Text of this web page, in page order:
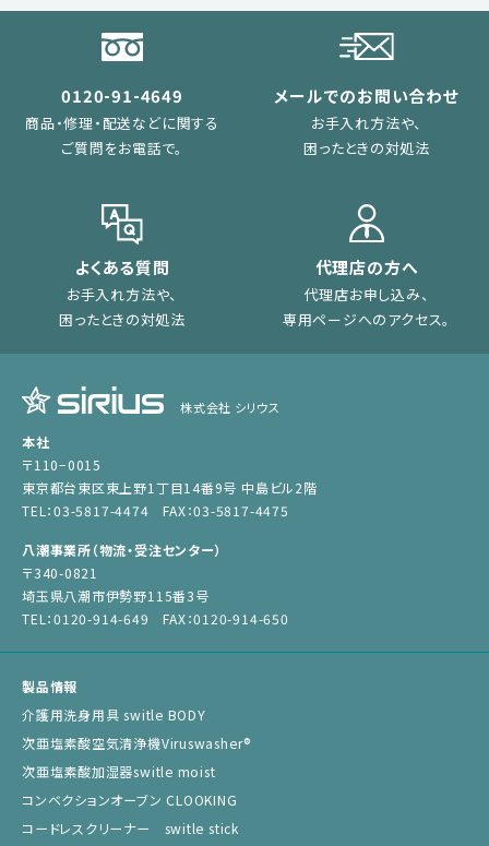
0120-91-4649
商品・修理・配送などに関する
ご質問をお電話で。
メールでのお問い合わせ
お手入れ方法や、
困ったときの対処法
よくある質問
お手入れ方法や、
困ったときの対処法
代理店の方へ
代理店お申し込み、
専用ページへのアクセス。
株式会社 シリウス
本社
〒110−0015
東京都台東区東上野1丁目14番9号 中島ビル2階
TEL：03-5817-4474 FAX：03-5817-4475
八潮事業所（物流・受注センター）
〒340-0821
埼玉県八潮市伊勢野115番3号
TEL：0120-914-649 FAX：0120-914-650
製品情報
介護用洗身用具 switle BODY
次亜塩素酸空気清浄機Viruswasher®︎
次亜塩素酸加湿器switle moist
コンベクションオーブン CLOOKING
コードレスクリーナー switle stick